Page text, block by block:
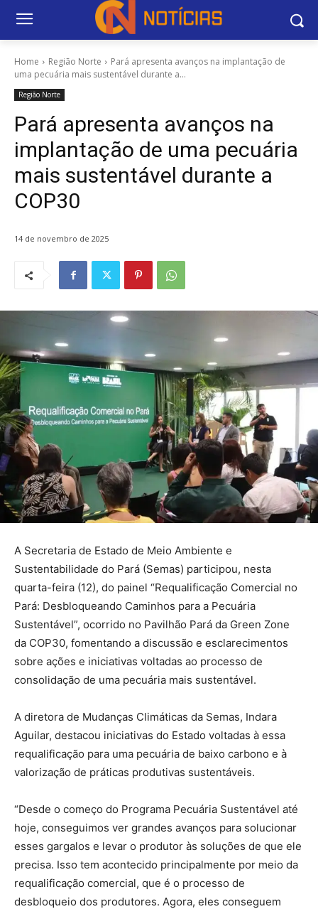
Home Região Norte
Pará apresenta avanços na implantação de
uma pecuária mais sustentável durante a...
Região Norte
Pará apresenta avanços na
implantação de uma pecuária
mais sustentável durante a
COP30
14 de novembro de 2025
A Secretaria de Estado de Meio Ambiente e
Sustentabilidade do Pará (Semas) participou, nesta
quarta-feira (12), do painel “Requalificação Comercial no
Pará: Desbloqueando Caminhos para a Pecuária
Sustentável”, ocorrido no Pavilhão Pará da Green Zone
da COP30, fomentando a discussão e esclarecimentos
sobre ações e iniciativas voltadas ao processo de
consolidação de uma pecuária mais sustentável.
A diretora de Mudanças Climáticas da Semas, Indara
Aguilar, destacou iniciativas do Estado voltadas à essa
requalificação para uma pecuária de baixo carbono e à
valorização de práticas produtivas sustentáveis.
“Desde o começo do Programa Pecuária Sustentável até
hoje, conseguimos ver grandes avanços para solucionar
esses gargalos e levar o produtor às soluções de que ele
precisa. Isso tem acontecido principalmente por meio da
requalificação comercial, que é o processo de
desbloqueio dos produtores. Agora, eles conseguem